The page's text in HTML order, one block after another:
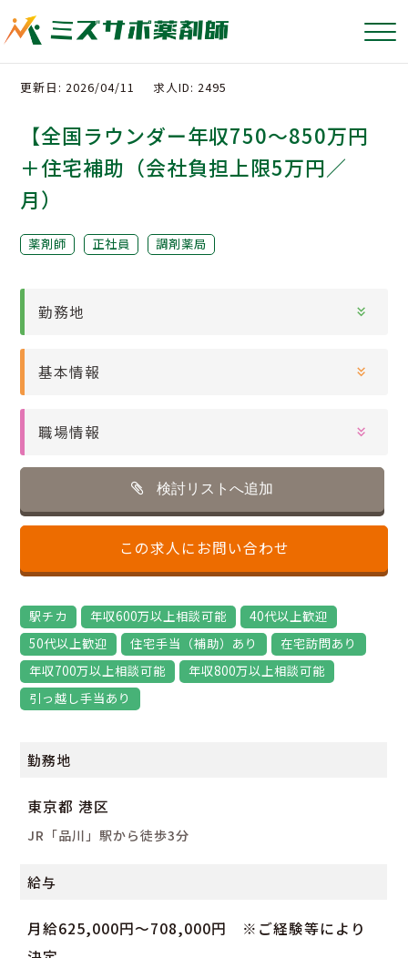
更新日: 2026/04/11 求人ID: 2495
【全国ラウンダー年収750～850万円
＋住宅補助（会社負担上限5万円／
月）
薬剤師 正社員 調剤薬局
勤務地
基本情報
職場情報
検討リストへ追加
この求人にお問い合わせ
駅チカ 年収600万以上相談可能
40代以上歓迎
50代以上歓迎
住宅手当（補助）あり
在宅訪問あり
年収700万以上相談可能
年収800万以上相談可能
引っ越し手当あり
勤務地
東京都 港区
JR「品川」駅から徒歩3分
給与
月給625,000円～708,000円 ※ご経験等により